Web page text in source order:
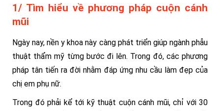
1/ Tìm hiểu về phương pháp cuộn cánh
mũi
Ngày nay, nền y khoa này càng phát triển giúp ngành phẫu
thuật thẩm mỹ từng bước đi lên. Trong đó, các phương
pháp tân tiến ra đời nhằm đáp ứng nhu cầu làm đẹp của
chị em phụ nữ.
Trong đó phải kể tới kỹ thuật cuộn cánh mũi, chỉ với 30